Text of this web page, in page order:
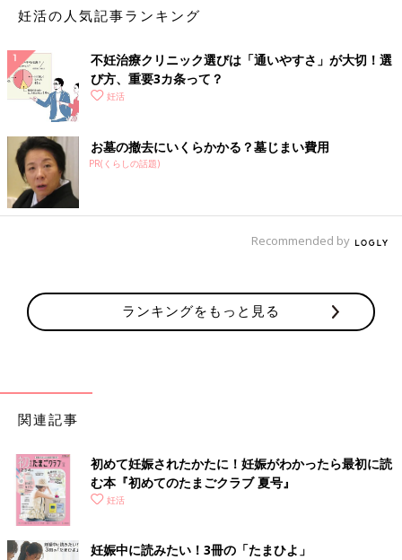
妊活の人気記事ランキング
不妊治療クリニック選びは「通いやすさ」が大切！選
び方、重要3カ条って？
妊活
お墓の撤去にいくらかかる？墓じまい費用
PR(くらしの話題)
Recommended by
ランキングをもっと見る
関連記事
初めて妊娠されたかたに！妊娠がわかったら最初に読
む本『初めてのたまごクラブ 夏号』
妊活
妊娠中に読みたい！3冊の「たまひよ」